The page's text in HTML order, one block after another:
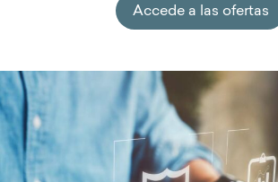
Accede a las ofertas